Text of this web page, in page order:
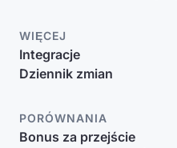
WIĘCEJ
Integracje
Dziennik zmian
PORÓWNANIA
Bonus za przejście